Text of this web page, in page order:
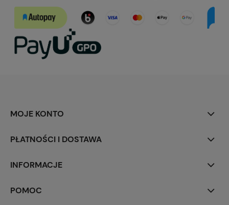
MOJE KONTO
PŁATNOŚCI I DOSTAWA
INFORMACJE
POMOC